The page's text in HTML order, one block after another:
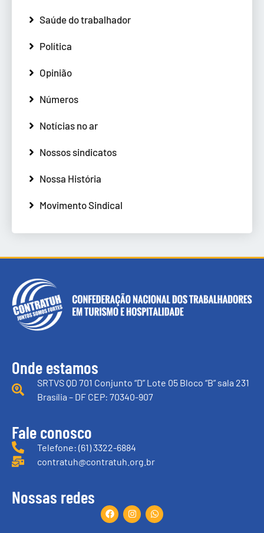
Saúde do trabalhador
Política
Opinião
Números
Notícias no ar
Nossos sindicatos
Nossa História
Movimento Sindical
Onde estamos
SRTVS QD 701 Conjunto “D” Lote 05 Bloco “B” sala 231
Brasília – DF CEP: 70340-907
Fale conosco
Telefone: (61) 3322-6884
contratuh@contratuh.org.br
Nossas redes